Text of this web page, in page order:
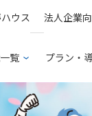
ウス 法人企業
覧 プラン・